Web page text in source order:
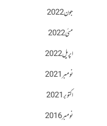
جون 2022
مئی 2022
اپریل 2022
نومبر 2021
اکتوبر 2021
نومبر 2016